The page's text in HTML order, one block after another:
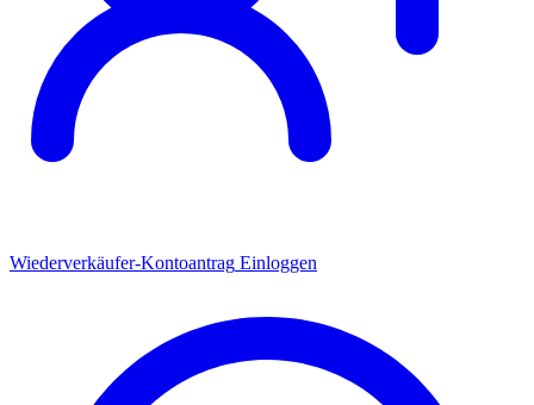
Wiederverkäufer-Kontoantrag Einloggen